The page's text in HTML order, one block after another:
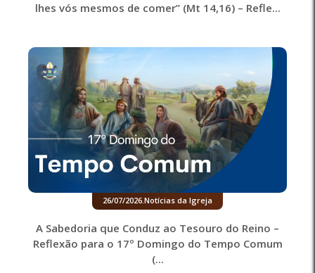
lhes vós mesmos de comer” (Mt 14,16) – Refle...
26/07/2026.Notícias da Igreja
A Sabedoria que Conduz ao Tesouro do Reino –
Reflexão para o 17º Domingo do Tempo Comum
(...